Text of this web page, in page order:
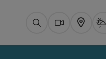
SuchenWebcams
Karte